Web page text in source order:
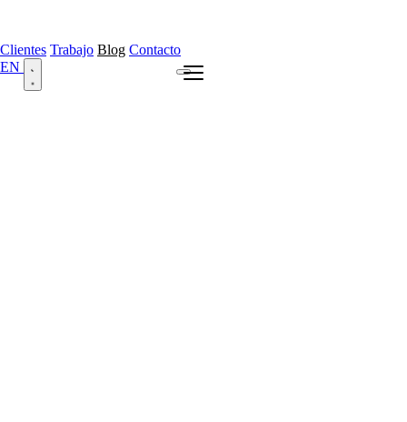
Clientes Trabajo Blog Contacto
EN